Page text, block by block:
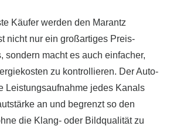
Käufer werden den Marantz
nicht nur ein großartiges Preis-
sondern macht es auch einfacher,
zu kontrollieren. Der Auto-
Leistungsaufnahme jedes Kanals
an und begrenzt so den
die Klang- oder Bildqualität zu